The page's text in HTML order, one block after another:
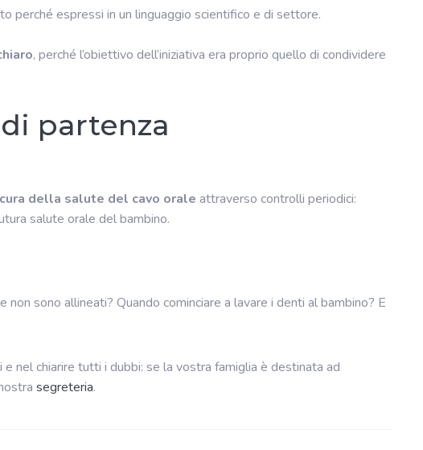
perché espressi in un linguaggio scientifico e di settore.
, perché l’obiettivo dell’iniziativa era proprio quello di condividere
partenza
della salute del cavo orale attraverso controlli periodici:
salute orale del bambino.
sono allineati? Quando cominciare a lavare i denti al bambino? E
e nel chiarire tutti i dubbi: se la vostra famiglia è destinata ad
segreteria.